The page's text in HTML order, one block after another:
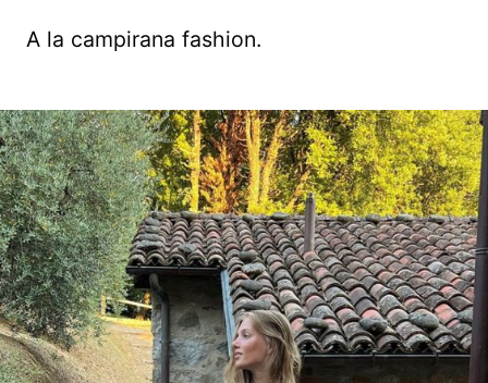
A la campirana fashion.